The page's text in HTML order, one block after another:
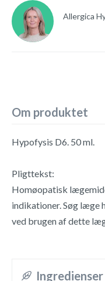
Allergica
Om produktet
Hypofysis D6. 50 ml.
Pligttekst:
Homøopatisk
indikationer. Søg læge
ved brugen af dette
Ingredienser